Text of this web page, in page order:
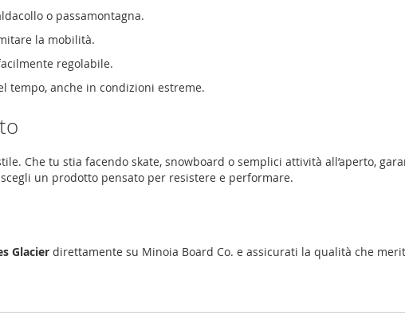
o passamontagna.
la mobilità.
regolabile.
tempo, anche in condizioni estreme.
Che tu stia facendo skate, snowboard o semplici attività all’aperto,
un prodotto pensato per resistere e performare.
Glacier direttamente su Minoia Board Co. e assicurati la qualità che